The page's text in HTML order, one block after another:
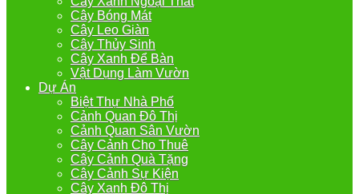
Cây Bóng Mát
Cây Leo Giàn
Cây Thủy Sinh
Cây Xanh Để Bàn
Vật Dụng Làm Vườn
Dự Án
Biệt Thự Nhà Phố
Cảnh Quan Đô Thị
Cảnh Quan Sân Vườn
Cây Cảnh Cho Thuê
Cây Cảnh Quà Tặng
Cây Cảnh Sự Kiện
Cây Xanh Đô Thị